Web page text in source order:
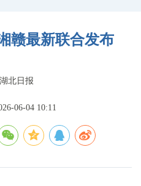
赣最新联合发布
北日报
06-04 10:11